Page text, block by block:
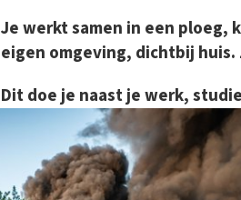
Je werkt samen in een ploeg,
eigen omgeving, dichtbij
Dit doe je naast je werk,